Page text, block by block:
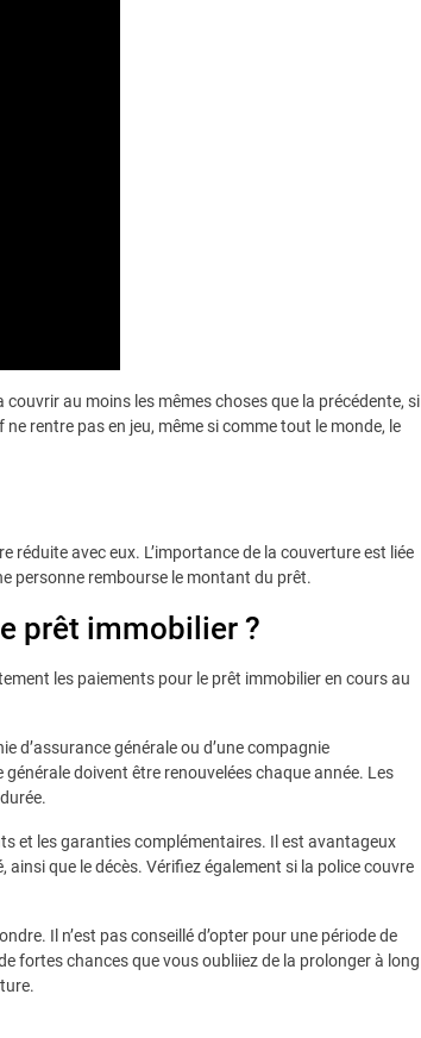
au moins les mêmes choses que la précédente, si
rentre pas en jeu, même si comme tout le monde, le
avec eux. L’importance de la couverture est liée
personne rembourse le montant du prêt.
prêt immobilier ?
les paiements pour le prêt immobilier en cours au
d’assurance générale ou d’une compagnie
doivent être renouvelées chaque année. Les
et les garanties complémentaires. Il est avantageux
que le décès. Vérifiez également si la police couvre
Il n’est pas conseillé d’opter pour une période de
fortes chances que vous oubliiez de la prolonger à long